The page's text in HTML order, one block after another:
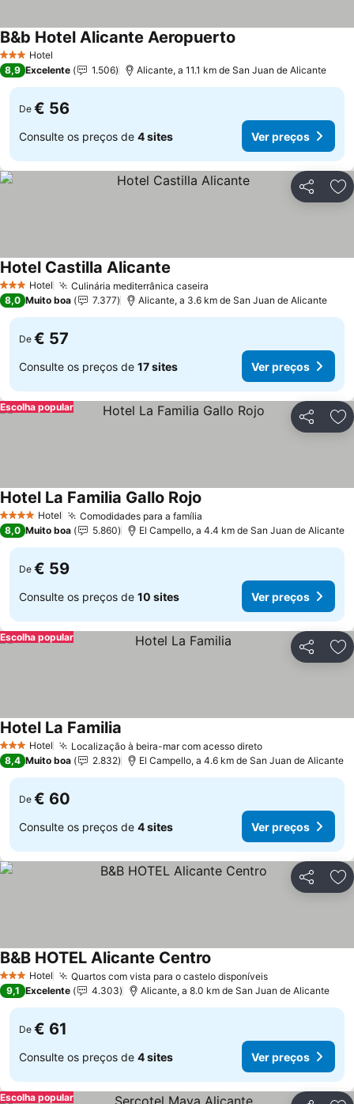
3 EstrelasHotel
B&b Hotel Alicante Aeropuerto
8,9 Excelente 1.506 Alicante, a 11.1 km de San Juan de Alicante
De € 56
Consulte os preços de 4 sites Ver preços
Partilhar
3 EstrelasHotel Culinária mediterrânica caseira
Hotel Castilla Alicante
8,0 Muito boa 7.377 Alicante, a 3.6 km de San Juan de Alicante
De € 57
Consulte os preços de 17 sites Ver preços
Partilhar
Escolha popular
4 EstrelasHotel Comodidades para a família
Hotel La Familia Gallo Rojo
8,0 Muito boa 5.860 El Campello, a 4.4 km de San Juan de Alicante
De € 59
Consulte os preços de 10 sites Ver preços
Partilhar
Escolha popular
3 EstrelasHotel Localização à beira-mar com acesso direto
Hotel La Familia
8,4 Muito boa 2.832 El Campello, a 4.6 km de San Juan de Alicante
De € 60
Consulte os preços de 4 sites Ver preços
Partilhar
3 EstrelasHotel Quartos com vista para o castelo disponíveis
B&B HOTEL Alicante Centro
9,1 Excelente 4.303 Alicante, a 8.0 km de San Juan de Alicante
De € 61
Consulte os preços de 4 sites Ver preços
Escolha popular